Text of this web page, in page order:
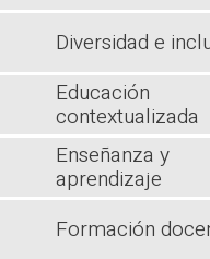
Diversidad e
Educación
contextualizada
Enseñanza y
aprendizaje
Formación